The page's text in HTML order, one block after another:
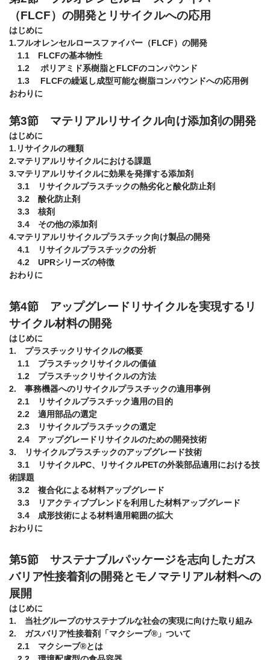
（FLCF）の開発とリサイクルへの応用
はじめに
1.フルオレンセルロースファイバー（FLCF）の開発
1.1　FLCFの基本物性
1.2　 ポリアミド系樹脂とFLCFのコンパウンド
1.3　 FLCFの繰返し成型可能な樹脂コンパウンドへの応用例
おわりに
第3節　マテリアルリサイクル向け添加剤の開発
はじめに
1.リサイクルの種類
2.マテリアルリサイクルにおける課題
3.マテリアルリサイクルに効果を発揮する添加剤
3.1　リサイクルプラスチックの熱劣化と酸化防止剤
3.2　酸化防止剤
3.3　核剤
3.4　その他の添加剤
4.マテリアルリサイクルプラスチック向け製品の開発
4.1　リサイクルプラスチックの分析
4.2　UPRシリーズの特徴
第4節　アップグレードリサイクルを実現するリ
サイクル材料の開発
はじめに
1.　プラスチックリサイクルの概要
1.1　プラスチックリサイクルの価値
1.2　プラスチックリサイクルの方法
2.　事務機器へのリサイクルプラスチックの適用事例
2.1　リサイクルプラスチック適用の目的
2.2　適用部品の選定
2.3　リサイクルプラスチックの選定
2.4　アップグレードリサイクルのための開発技術
3.　リサイクルプラスチックのアップグレード技術
3.1　リサイクルPC、リサイクルPETの外装部品適用における技
術課題
3.2　複合化による材料アップグレード
3.3　リアクティブブレンドを利用した材料アップグレード
3.4　成形技術による材料適用範囲の拡大
第5節　サステナブルパッケージを志向したガス
バリア性接着剤の開発とモノマテリアル材料への
展開
はじめに
1.　当社グループのサステナブルな社会の実現に向けた取り組み
2.　ガスバリア性接着剤「マクシーブ®」ついて
2.1　マクシーブ®とは